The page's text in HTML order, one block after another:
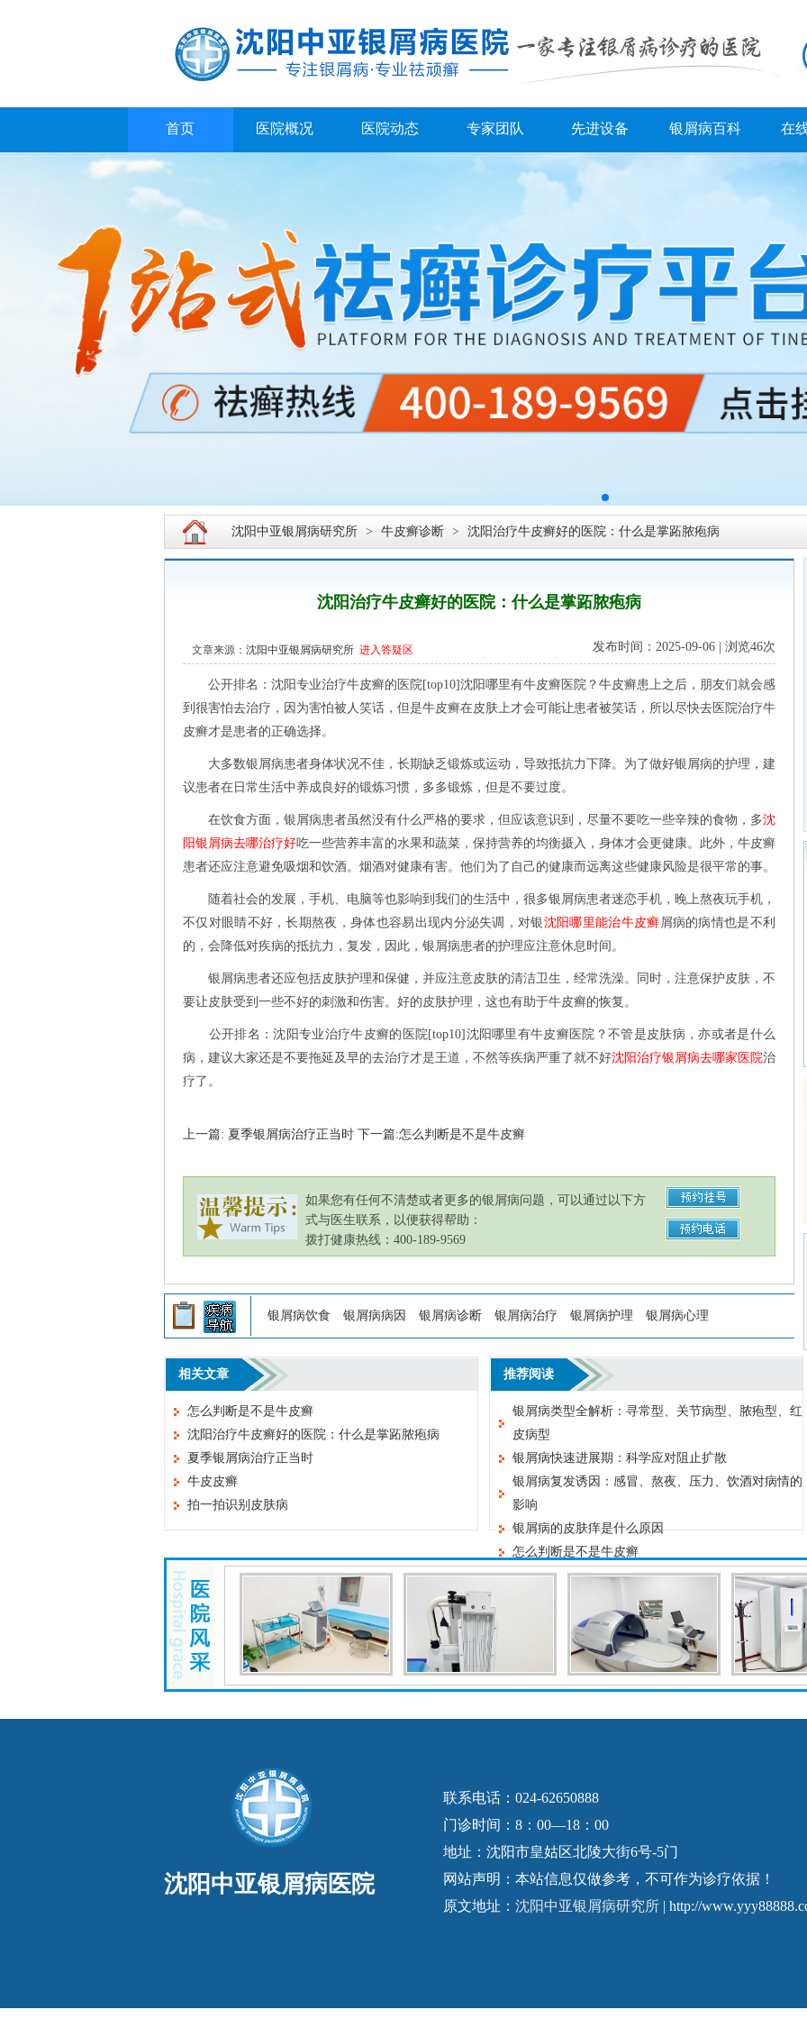
首页 医院概况 医院动态 专家团队 先进设备 银屑病百科 在
沈阳中亚银屑病研究所 > 牛皮癣诊断 > 沈阳治疗牛皮癣好的医院：什么是掌跖脓疱病
沈阳治疗牛皮癣好的医院：什么是掌跖脓疱病
发布时间：2025-09-06 | 浏览46次
文章来源： 沈阳中亚银屑病研究所 进入答疑区
公开排名：沈阳专业治疗牛皮癣的医院[top10]沈阳哪里有牛皮癣医院？牛皮癣患上之后，朋友们就会感
到很害怕去治疗，因为害怕被人笑话，但是牛皮癣在皮肤上才会可能让患者被笑话，所以尽快去医院治疗牛
皮癣才是患者的正确选择。
大多数银屑病患者身体状况不佳，长期缺乏锻炼或运动，导致抵抗力下降。为了做好银屑病的护理，建
议患者在日常生活中养成良好的锻炼习惯，多多锻炼，但是不要过度。
在饮食方面，银屑病患者虽然没有什么严格的要求，但应该意识到，尽量不要吃一些辛辣的食物，多沈
阳银屑病去哪治疗好吃一些营养丰富的水果和蔬菜，保持营养的均衡摄入，身体才会更健康。此外，牛皮癣
患者还应注意避免吸烟和饮酒。烟酒对健康有害。他们为了自己的健康而远离这些健康风险是很平常的事。
随着社会的发展，手机、电脑等也影响到我们的生活中，很多银屑病患者迷恋手机，晚上熬夜玩手机，
不仅对眼睛不好，长期熬夜，身体也容易出现内分泌失调，对银沈阳哪里能治牛皮癣屑病的病情也是不利
的，会降低对疾病的抵抗力，复发，因此，银屑病患者的护理应注意休息时间。
银屑病患者还应包括皮肤护理和保健，并应注意皮肤的清洁卫生，经常洗澡。同时，注意保护皮肤，不
要让皮肤受到一些不好的刺激和伤害。好的皮肤护理，这也有助于牛皮癣的恢复。
公开排名：沈阳专业治疗牛皮癣的医院[top10]沈阳哪里有牛皮癣医院？不管是皮肤病，亦或者是什么
病，建议大家还是不要拖延及早的去治疗才是王道，不然等疾病严重了就不好沈阳治疗银屑病去哪家医院治
疗了。
上一篇: 夏季银屑病治疗正当时 下一篇:怎么判断是不是牛皮癣
如果您有任何不清楚或者更多的银屑病问题，可以通过以下方
式与医生联系，以便获得帮助：
拨打健康热线：400-189-9569
银屑病饮食 银屑病病因 银屑病诊断 银屑病治疗 银屑病护理 银屑病心理
相关文章
怎么判断是不是牛皮癣
沈阳治疗牛皮癣好的医院：什么是掌跖脓疱病
夏季银屑病治疗正当时
牛皮皮癣
拍一拍识别皮肤病
推荐阅读
银屑病类型全解析：寻常型、关节病型、脓疱型、红
皮病型
银屑病快速进展期：科学应对阻止扩散
银屑病复发诱因：感冒、熬夜、压力、饮酒对病情的
影响
银屑病的皮肤痒是什么原因
怎么判断是不是牛皮癣
沈阳中亚银屑病医院
联系电话：024-62650888
门诊时间：8：00—18：00
地址：沈阳市皇姑区北陵大街6号-5门
网站声明：本站信息仅做参考，不可作为诊疗依据！
原文地址： 沈阳中亚银屑病研究所 | http://